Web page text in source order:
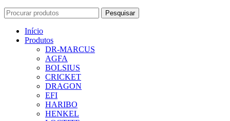
Pesquisar
Início
Produtos
DR-MARCUS
AGFA
BOLSIUS
CRICKET
DRAGON
EFI
HARIBO
HENKEL